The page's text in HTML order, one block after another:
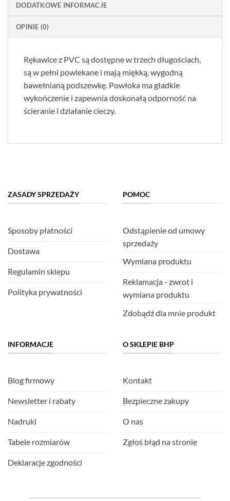
DODATKOWE INFORMACJE
OPINIE (0)
Rękawice z PVC są dostępne w trzech długościach,
są w pełni powlekane i mają miękką, wygodną
bawełnianą podszewkę. Powłoka ma gładkie
wykończenie i zapewnia doskonałą odporność na
ścieranie i działanie cieczy.
ZASADY SPRZEDAŻY
Sposoby płatności
Dostawa
Regulamin sklepu
Polityka prywatności
POMOC
Odstąpienie od umowy
sprzedaży
Wymiana produktu
Reklamacja - zwrot i
wymiana produktu
Zdobądź dla mnie produkt
INFORMACJE
Blog firmowy
Newsletter i rabaty
Nadruki
Tabele rozmiarów
Deklaracje zgodności
O SKLEPIE BHP
Kontakt
Bezpieczne zakupy
O nas
Zgłoś błąd na stronie